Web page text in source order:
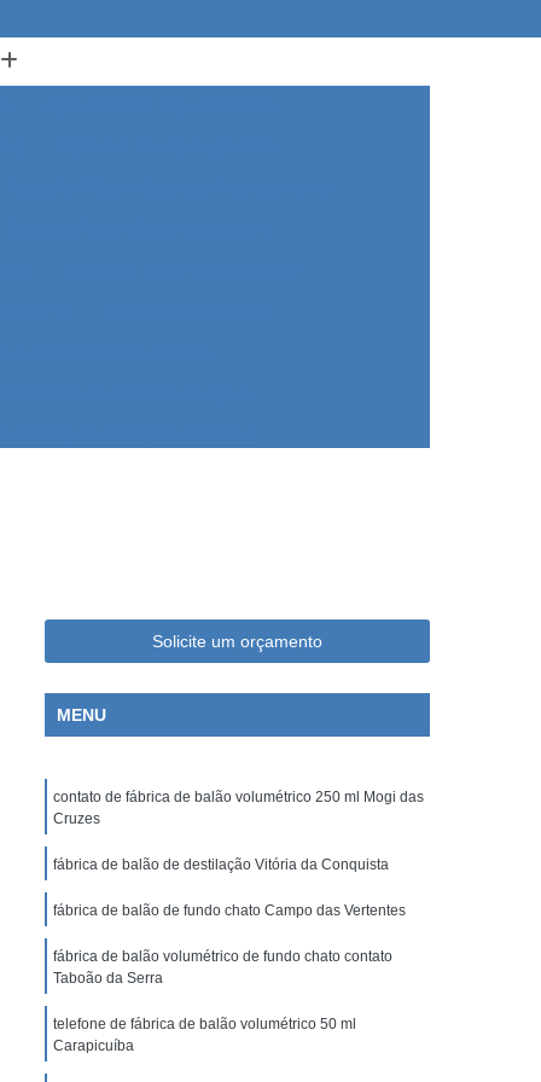
de Farmacologia
de Medicamentos
de Pesquisa
Laboratório de Química
Vacinas
Balão com Fundo Chato
Balão de Fundo Chato Química
Balão de Química
Balão para Química com Fundo Chato
de Vidro
Solicite um orçamento
MENU
contato de fábrica de balão volumétrico 250 ml Mogi das
Cruzes
fábrica de balão de destilação Vitória da Conquista
fábrica de balão de fundo chato Campo das Vertentes
fábrica de balão volumétrico de fundo chato contato
Taboão da Serra
telefone de fábrica de balão volumétrico 50 ml
Carapicuíba